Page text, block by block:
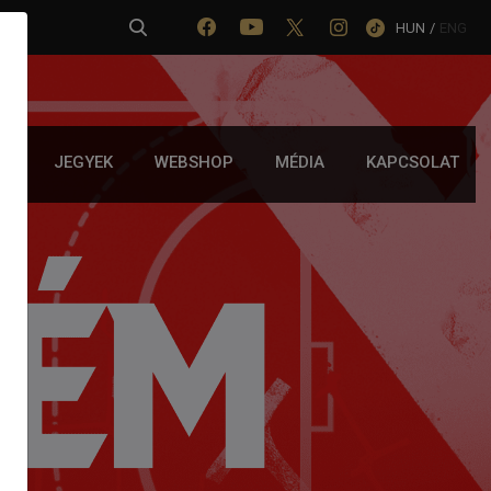
HUN / ENG
JEGYEK WEBSHOP MÉDIA KAPCSOLAT